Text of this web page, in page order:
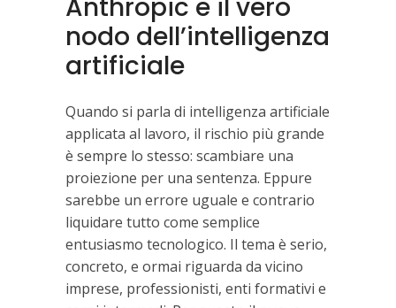
Anthropic e il vero
nodo dell’intelligenza
artificiale
Quando si parla di intelligenza artificiale
applicata al lavoro, il rischio più grande
è sempre lo stesso: scambiare una
proiezione per una sentenza. Eppure
sarebbe un errore uguale e contrario
liquidare tutto come semplice
entusiasmo tecnologico. Il tema è serio,
concreto, e ormai riguarda da vicino
imprese, professionisti, enti formativi e